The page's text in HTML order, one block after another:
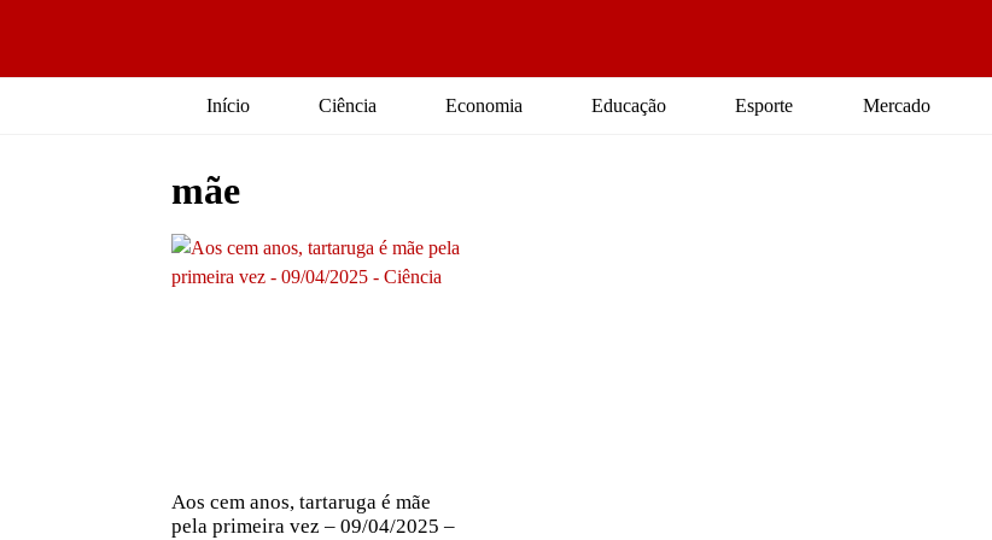
Início Ciência Economia Educação Esporte Mercado
mãe
Aos cem anos, tartaruga é mãe
pela primeira vez – 09/04/2025 –